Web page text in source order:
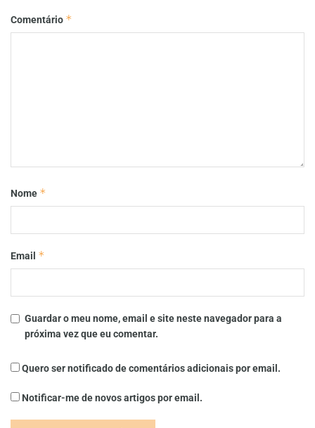
Comentário *
Nome *
Email *
Guardar o meu nome, email e site neste navegador para a
próxima vez que eu comentar.
Quero ser notificado de comentários adicionais por email.
Notificar-me de novos artigos por email.